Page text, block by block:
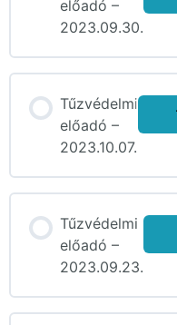
előadó –
2023.09.30.
Tűzvédelmi
előadó –
2023.10.07.
Tűzvédelmi
előadó –
2023.09.23.